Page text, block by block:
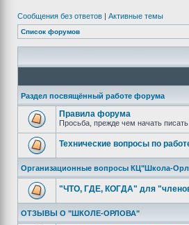
Сообщения без ответов | Активные темы
Список форумов
Раздел посвящённый работе форума
Правила форума
Просьба, прежде чем начать
Технические вопросы по
Организационные вопросы КЦ"Школа-
"ЧТО, ГДЕ, КОГДА" для
ОТЗЫВЫ О "ШКОЛЕ-ОРЛОВА"